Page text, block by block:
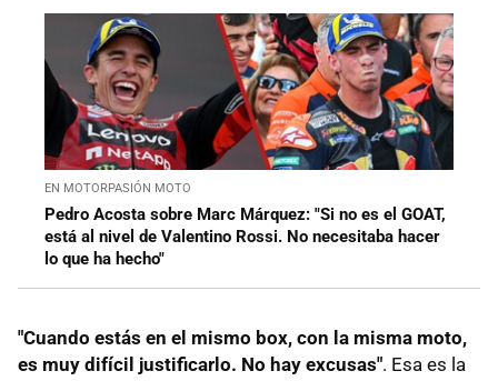
EN MOTORPASIÓN MOTO
Pedro Acosta sobre Marc Márquez: "Si no es el GOAT,
está al nivel de Valentino Rossi. No necesitaba hacer
lo que ha hecho"
"Cuando estás en el mismo box, con la misma moto,
es muy difícil justificarlo. No hay excusas". Esa es la